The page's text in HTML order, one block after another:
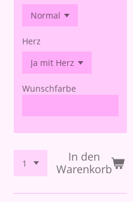
Herz
Wunschfarbe
In den
Warenkorb